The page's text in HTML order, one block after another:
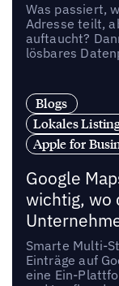
Was passiert,
Adresse teilt,
auftaucht?
lösbares
Blogs
Lokales
Apple for
Google
wichtig, wo
Smarte Multi-
Einträge auf
eine Ein-